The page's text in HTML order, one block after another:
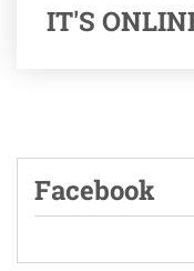
IT'S
Facebook